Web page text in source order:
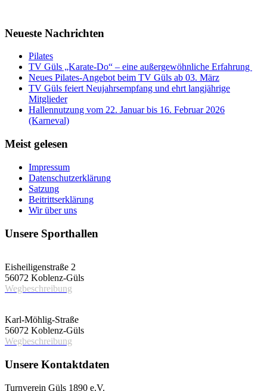
Neueste Nachrichten
Pilates
TV Güls „Karate-Do“ – eine außergewöhnliche Erfahrung
Neues Pilates-Angebot beim TV Güls ab 03. März
TV Güls feiert Neujahrsempfang und ehrt langjährige
Mitglieder
Hallennutzung vom 22. Januar bis 16. Februar 2026
(Karneval)
Meist gelesen
Impressum
Datenschutzerklärung
Satzung
Beitrittserklärung
Wir über uns
Unsere Sporthallen
Eisheiligenstraße 2
56072 Koblenz-Güls
Wegbeschreibung
Karl-Möhlig-Straße
56072 Koblenz-Güls
Wegbeschreibung
Unsere Kontaktdaten
Turnverein Güls 1890 e.V.